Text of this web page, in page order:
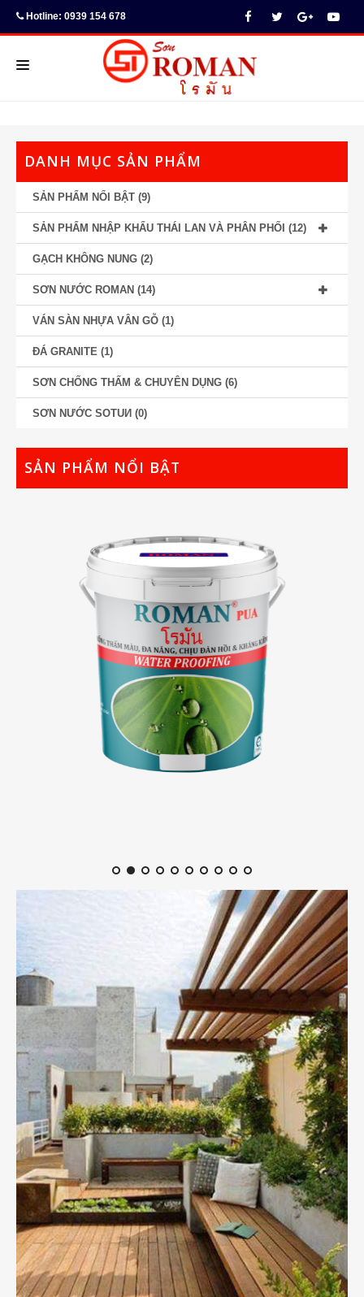
Hotline: 0939 154 678
SẢN PHẨM VẬT LIỆU TRANG TRÍ
THƯ VIỆN HÌNH ẢNH
TIN TỨC
HƯỚNG DẪN KỸ THUẬT
DANH MỤC SẢN PHẨM
SẢN PHẨM NỔI BẬT (9)
SẢN PHẨM NHẬP KHẨU THÁI LAN VÀ PHÂN PHỐI (12)
GẠCH KHÔNG NUNG (2)
SƠN NƯỚC ROMAN (14)
VÁN SÀN NHỰA VÂN GỖ (1)
ĐÁ GRANITE (1)
SƠN CHỐNG THẤM & CHUYÊN DỤNG (6)
SƠN NƯỚC SOTUИ (0)
SẢN PHẨM NỔI BẬT